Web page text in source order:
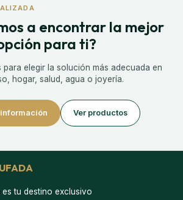
a encontrar la mejor
para ti?
para elegir la solución más adecuada en
hogar, salud, agua o joyería.
Ver productos
tu destino exclusivo